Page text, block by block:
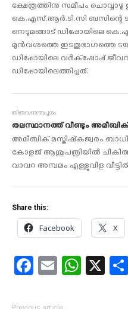
ക്ഷേത്രത്തിനു സമീപം
കെ.എസ്.ആര്‍.ടി.സി ബസിന്റെ
നെടുമങ്ങാട് ഡിപ്പോയിലെ
മുന്‍വശത്തെ ഇടതുഭാഗത്തെ
ഡിപ്പോയിലെ വര്‍ക്‌ഷോപ്പ്
ഡിപ്പോയിലെത്തിച്ചത്.
തിരുവനന്തപുരം
തലസ്ഥാനത്ത് വീണ്ടും
അമീബിക് മസ്തിഷ്‌കജ്വരം
കോളജ് ആശുപത്രിയില്‍
വാവറ അമ്പലം എള്ളുവിള
Share this:
Facebook X
Facebook
Email X